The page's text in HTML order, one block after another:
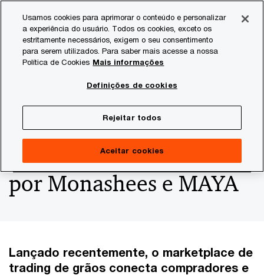
content
footer
Consultoria
Tarken recebe aporte de
R$ 19 milhões em
rodada semente liderada
por Monashees e MAYA
Lançado recentemente, o marketplace de
trading de grãos conecta compradores e
Usamos cookies para aprimorar o conteúdo e personalizar
a experiência do usuário. Todos os cookies, exceto os
estritamente necessários, exigem o seu consentimento
para serem utilizados. Para saber mais acesse a nossa
Política de Cookies Mais informações
Definições de cookies
Rejeitar todos
Aceitar cookies